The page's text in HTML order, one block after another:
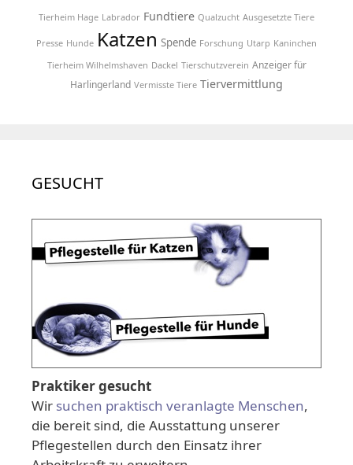
Tierheim Hage Labrador Fundtiere Qualzucht Ausgesetzte Tiere
Presse Hunde Katzen Spende Forschung Utarp Kaninchen
Tierheim Wilhelmshaven Dackel Tierschutzverein Anzeiger für
Harlingerland Vermisste Tiere Tiervermittlung
GESUCHT
Praktiker gesucht
Wir suchen praktisch veranlagte Menschen,
die bereit sind, die Ausstattung unserer
Pflegestellen durch den Einsatz ihrer